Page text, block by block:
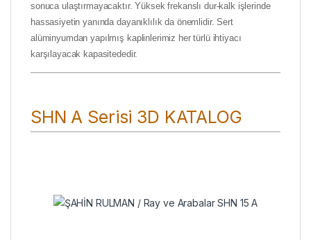
sonuca ulaştırmayacaktır. Yüksek frekanslı dur-kalk işlerinde
hassasiyetin yanında dayanıklılık da önemlidir. Sert
alüminyumdan yapılmış kaplinlerimiz her türlü ihtiyacı
karşılayacak kapasitededir.
SHN A Serisi 3D KATALOG